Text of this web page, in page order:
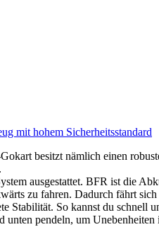
mit hohem Sicherheitsstandard
besitzt nämlich einen
ausgestattet. BFR ist die
zu fahren. Dadurch fährt
Stabilität. So kannst du
unten pendeln, um